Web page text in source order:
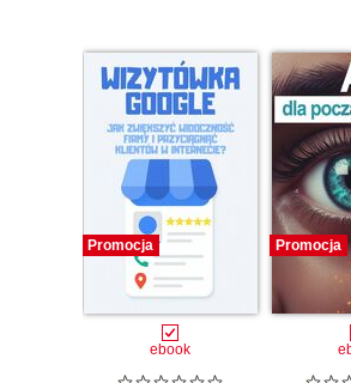
Promocja
ebook
Promocja